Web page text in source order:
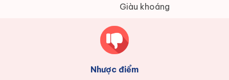
Giàu khoáng
Nhược điểm